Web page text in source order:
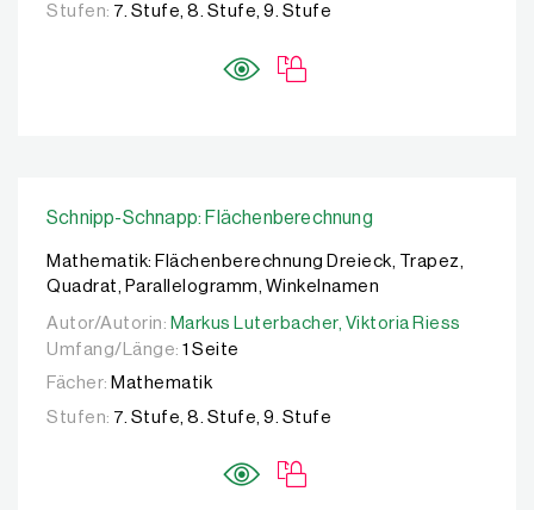
Stufen: 7. Stufe, 8. Stufe, 9. Stufe
Schnipp-Schnapp: Flächenberechnung
Mathematik: Flächenberechnung Dreieck, Trapez,
Quadrat, Parallelogramm, Winkelnamen
Autor/Autorin: Markus Luterbacher, Viktoria Riess
Autor/Autorin: Markus Luterbacher, Viktoria Riess
Umfang/Länge: 1 Seite
Fächer: Mathematik
Stufen: 7. Stufe, 8. Stufe, 9. Stufe